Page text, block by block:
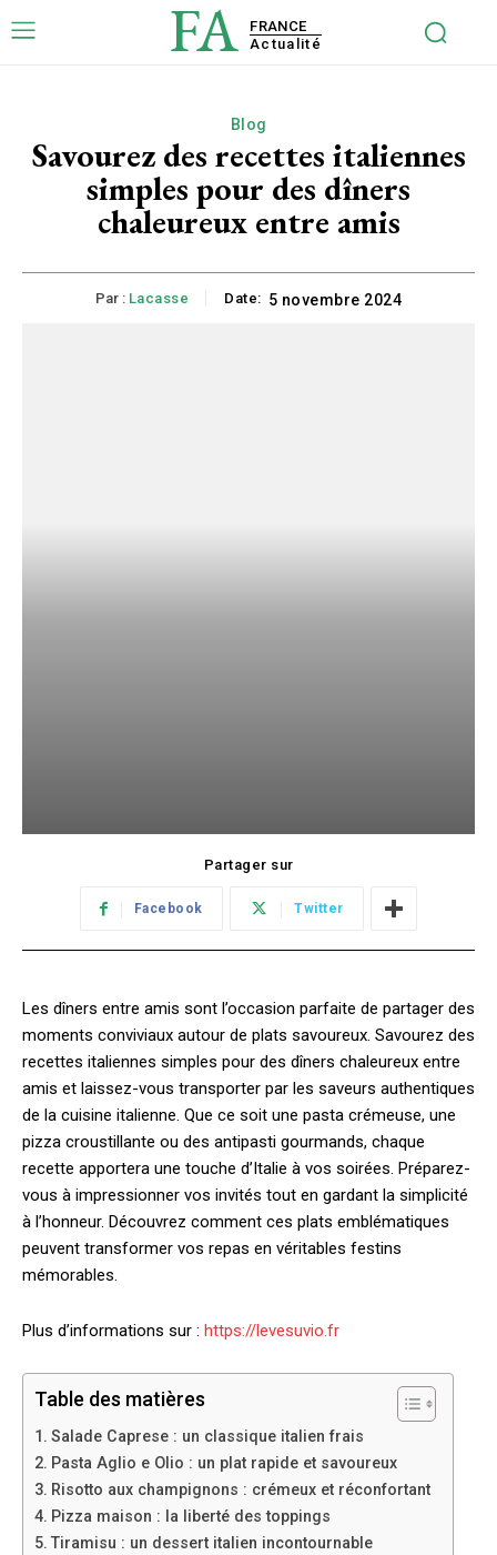
FA
FRANCE
Actualité
Blog
Savourez des recettes italiennes
simples pour des dîners
chaleureux entre amis
Par : Lacasse Date: 5 novembre 2024
Partager sur
Facebook Twitter
Les dîners entre amis sont l’occasion parfaite de partager des
moments conviviaux autour de plats savoureux. Savourez des
recettes italiennes simples pour des dîners chaleureux entre
amis et laissez-vous transporter par les saveurs authentiques
de la cuisine italienne. Que ce soit une pasta crémeuse, une
pizza croustillante ou des antipasti gourmands, chaque
recette apportera une touche d’Italie à vos soirées. Préparez-
vous à impressionner vos invités tout en gardant la simplicité
à l’honneur. Découvrez comment ces plats emblématiques
peuvent transformer vos repas en véritables festins
mémorables.
Plus d’informations sur : https://levesuvio.fr
Table des matières
Salade Caprese : un classique italien frais
Pasta Aglio e Olio : un plat rapide et savoureux
Risotto aux champignons : crémeux et réconfortant
Pizza maison : la liberté des toppings
Tiramisu : un dessert italien incontournable